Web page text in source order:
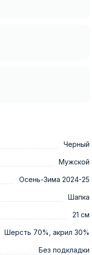
Черный
Мужской
Осень-Зима 2024-25
Шапка
21 см
Шерсть 70%, акрил 30%
Без подкладки